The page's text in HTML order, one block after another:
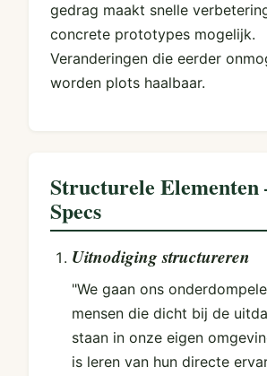
gedrag maakt snelle
concrete prototypes mogelijk.
Veranderingen die eerder
worden plots haalbaar.
Structurele
Specs
Uitnodiging structureren
"We gaan ons
mensen die dicht bij de
staan in onze eigen
is leren van hun directe